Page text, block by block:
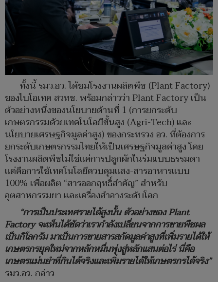
ทั้งนี้ รมว.อว. ได้ชมโรงงานผลิตพืช (Plant Factory)
ของไบโอเทค สวทช. พร้อมกล่าวว่า Plant Factory เป็น
ตัวอย่างหนึ่งของนโยบายด้านที่ 1 (การยกระดับ
เกษตรกรรมด้วยเทคโนโลยีขั้นสูง (Agri-Tech) และ
นโยบายเศรษฐกิจมูลค่าสูง) ของกระทรวง อว. ที่ต้องการ
ยกระดับเกษตรกรรมไทยให้เป็นเศรษฐกิจมูลค่าสูง โดย
โรงงานผลิตพืชไม่ใช่แค่การปลูกผักในร่มแบบธรรมดา
แต่คือการใช้เทคโนโลยีควบคุมแสง-สารอาหารแบบ
100% เพื่อผลิต “สารออกฤทธิ์สำคัญ” สำหรับ
อุตสาหกรรมยา และเครื่องสำอางระดับโลก
“การเป็นประเทศรายได้สูงนั้น ตัวอย่างของ Plant
Factory จะเห็นได้ชัดว่าเรากำลังเปลี่ยนจากการขายพืชผล
เป็นกิโลกรัม มาเป็นการขายสารสกัดมูลค่าสูงที่เพิ่มรายได้ให้
เกษตรกรยุคใหม่จากหลักหมื่นพุ่งสู่หลักแสนต่อไร่ นี่คือ
เกษตรแม่นยำที่กินได้จริงและเพิ่มรายได้ให้เกษตรกรได้จริง”
รมว.อว. กล่าว